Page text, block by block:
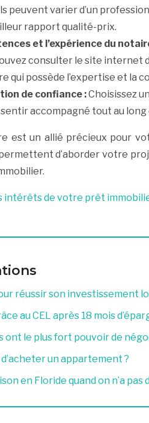
peuvent varier d’un
rapport qualité-prix.
et l’expérience du
consulter le site internet
qui possède l’expertise et la
de confiance :Choisissez
accompagné tout au
est un allié précieux pour
d’aborder votre
intérêts de votre prêt
réussir son investissement
au CEL après 18 mois
le plus fort pouvoir de
un appartement ?
en Floride quand on n’a pas